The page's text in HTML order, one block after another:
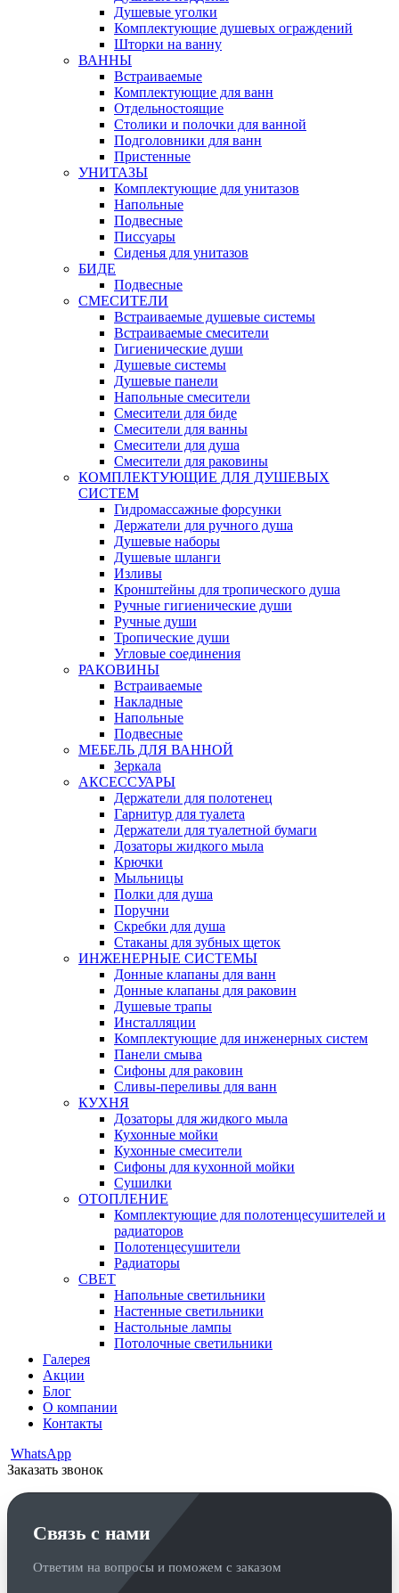
Душевые уголки
Комплектующие душевых ограждений
Шторки на ванну
ВАННЫ
Встраиваемые
Комплектующие для ванн
Отдельностоящие
Столики и полочки для ванной
Подголовники для ванн
Пристенные
УНИТАЗЫ
Комплектующие для унитазов
Напольные
Подвесные
Писсуары
Сиденья для унитазов
БИДЕ
Подвесные
СМЕСИТЕЛИ
Встраиваемые душевые системы
Встраиваемые смесители
Гигиенические души
Душевые системы
Душевые панели
Напольные смесители
Смесители для биде
Смесители для ванны
Смесители для душа
Смесители для раковины
КОМПЛЕКТУЮЩИЕ ДЛЯ ДУШЕВЫХ
СИСТЕМ
Гидромассажные форсунки
Держатели для ручного душа
Душевые наборы
Душевые шланги
Изливы
Кронштейны для тропического душа
Ручные гигиенические души
Ручные души
Тропические души
Угловые соединения
РАКОВИНЫ
Встраиваемые
Накладные
Напольные
Подвесные
МЕБЕЛЬ ДЛЯ ВАННОЙ
Зеркала
АКСЕССУАРЫ
Держатели для полотенец
Гарнитур для туалета
Держатели для туалетной бумаги
Дозаторы жидкого мыла
Крючки
Мыльницы
Полки для душа
Поручни
Скребки для душа
Стаканы для зубных щеток
ИНЖЕНЕРНЫЕ СИСТЕМЫ
Донные клапаны для ванн
Донные клапаны для раковин
Душевые трапы
Инсталляции
Комплектующие для инженерных систем
Панели смыва
Сифоны для раковин
Сливы-переливы для ванн
КУХНЯ
Дозаторы для жидкого мыла
Кухонные мойки
Кухонные смесители
Сифоны для кухонной мойки
Сушилки
ОТОПЛЕНИЕ
Комплектующие для полотенцесушителей и
радиаторов
Полотенцесушители
Радиаторы
СВЕТ
Напольные светильники
Настенные светильники
Настольные лампы
Потолочные светильники
Галерея
Акции
Блог
О компании
Контакты
WhatsApp
Заказать звонок
Связь с нами
Ответим на вопросы и поможем с заказом